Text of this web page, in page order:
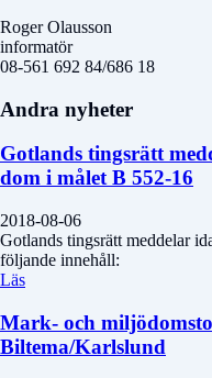
Roger Olausson
informatör
08-561 692 84/686 18
Andra nyheter
Gotlands tingsrätt
dom i målet B 552-16
2018-08-06
Gotlands tingsrätt meddelar
följande innehåll:
Läs
Mark- och
Biltema/Karlslund